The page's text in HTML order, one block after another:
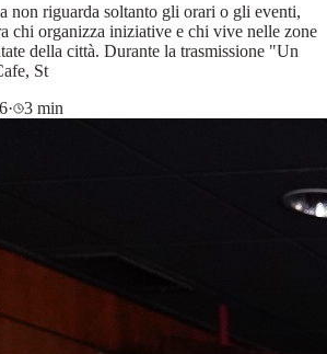
non riguarda soltanto gli orari o gli eventi,
chi organizza iniziative e chi vive nelle zone
della città. Durante la trasmissione "Un
St
· 3 min